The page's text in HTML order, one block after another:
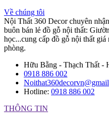
Về chúng tôi
Nội Thất 360 Decor chuyên
buôn bán lẻ đồ gỗ nội thất:
học...cung cấp đồ gỗ nội thất
phòng.
Hữu Bằng - Thạch Thất -
0918 886 002
Hotline: 0918 886 002
THÔNG TIN